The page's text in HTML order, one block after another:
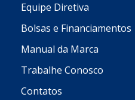
Equipe Diretiva
Bolsas e Financiamentos
Manual da Marca
Trabalhe Conosco
Contatos